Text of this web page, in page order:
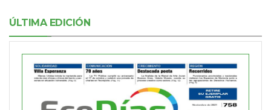
ÚLTIMA EDICIÓN